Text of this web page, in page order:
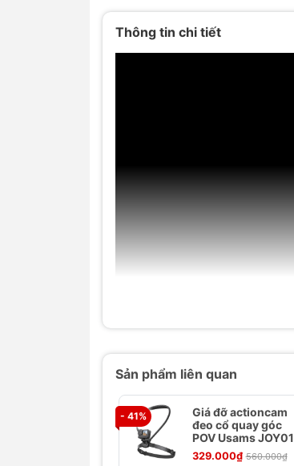
Thông tin chi tiết
Sản phẩm liên quan
- 41%
Giá đỡ actioncam
đeo cổ quay góc
POV Usams JOY01
329.000₫ 560.000₫